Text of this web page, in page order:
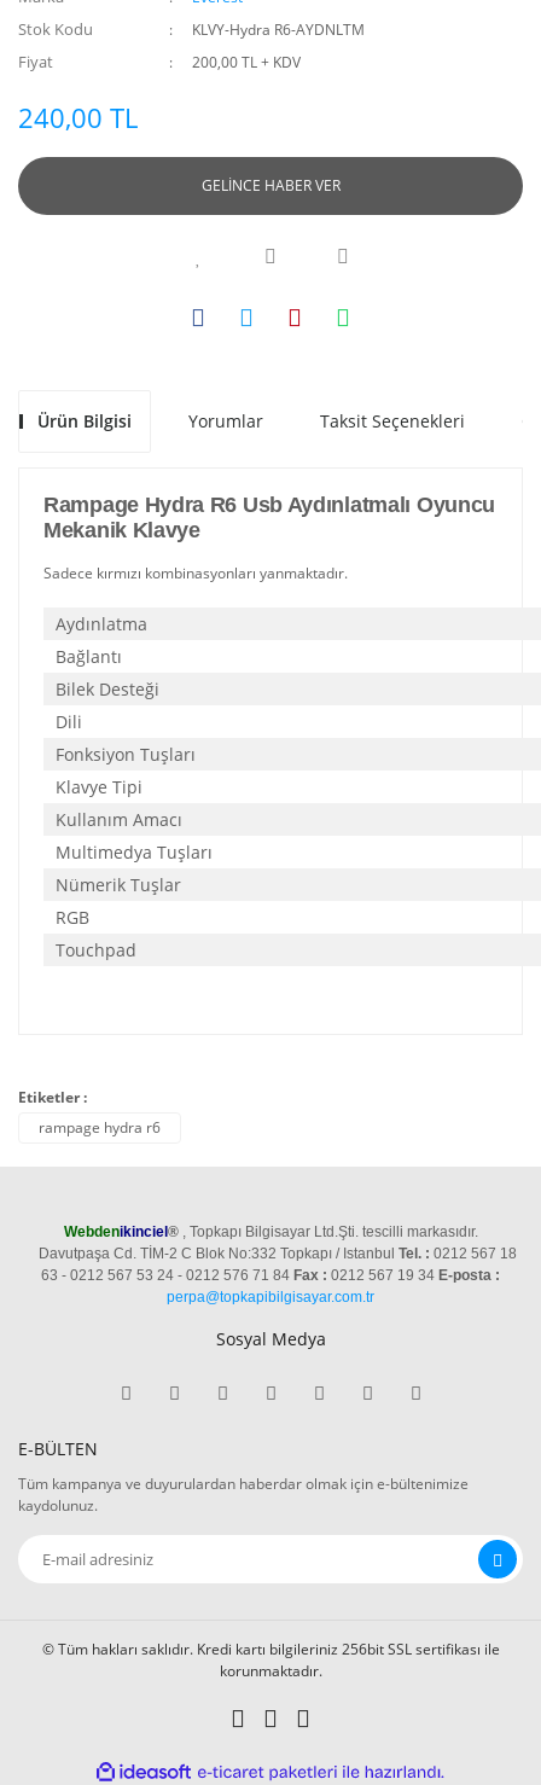
Stok Kodu KLVY-Hydra R6-AYDNLTM
Fiyat 200,00 TL + KDV
240,00 TL
GELİNCE HABER VER
Ürün Bilgisi Yorumlar Taksit Seçenekleri
Rampage Hydra R6 Usb Aydınlatmalı Oyuncu
Mekanik Klavye
Sadece kırmızı kombinasyonları yanmaktadır.
Aydınlatma
Bağlantı
Bilek Desteği
Dili
Fonksiyon Tuşları
Klavye Tipi
Kullanım Amacı
Multimedya Tuşları
Nümerik Tuşlar
RGB
Touchpad
Etiketler :
rampage hydra r6
Webdenikinciel ®, Topkapı Bilgisayar Ltd.Şti. tescilli markasıdır.
Davutpaşa Cd. TİM-2 C Blok No:332 Topkapı / Istanbul Tel. : 0212 567 18
63 - 0212 567 53 24 - 0212 576 71 84 Fax : 0212 567 19 34 E-posta :
perpa@topkapibilgisayar.com.tr
Sosyal Medya
E-BÜLTEN
Tüm kampanya ve duyurulardan haberdar olmak için e-bültenimize
kaydolunuz.
© Tüm hakları saklıdır. Kredi kartı bilgileriniz 256bit SSL sertifikası ile
korunmaktadır.
ideasoft e-